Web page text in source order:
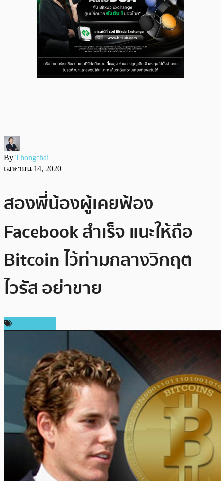
By Thongchai
เมษายน 14, 2020
สองพี่น้องผู้เคยฟ้อง
Facebook สำเร็จ แนะให้ถือ
Bitcoin ไว้ท่ามกลางวิกฤต
ไวรัส อย่าขาย